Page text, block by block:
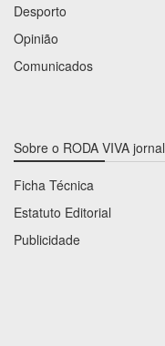
Desporto
Opinião
Comunicados
Sobre o RODA VIVA jornal
Ficha Técnica
Estatuto Editorial
Publicidade